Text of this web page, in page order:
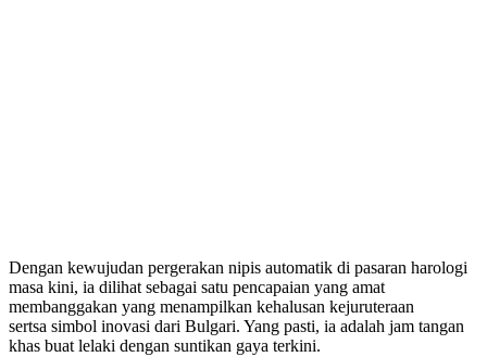
Dengan kewujudan pergerakan nipis automatik di pasaran harologi
masa kini, ia dilihat sebagai satu pencapaian yang amat
membanggakan yang menampilkan kehalusan kejuruteraan
sertsa simbol inovasi dari Bulgari. Yang pasti, ia adalah jam tangan
khas buat lelaki dengan suntikan gaya terkini.